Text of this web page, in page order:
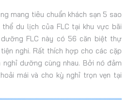
mang tiêu chuẩn khách sạn 5 sao
du lịch của FLC tại khu vực bãi
dưỡng FLC này có 56 căn biệt thự
nghi. Rất thích hợp cho các cặp
dưỡng cùng nhau. Bởi nó đảm
mái và cho kỳ nghỉ trọn vẹn tại